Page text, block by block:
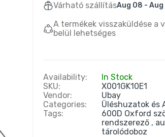
Várható szállításAug 08 - Aug
A termékek visszaküldése a
belül lehetséges
Availability:
In Stock
SKU:
X001GK10E1
Vendor:
Ubay
Categories:
Üléshuzatok és
Tags:
600D Oxford
rendszerező
tárolódoboz